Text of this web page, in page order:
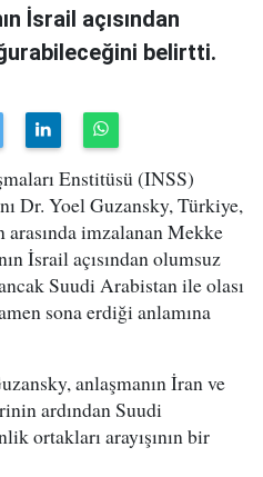
İsrail açısından
belirtti.
Enstitüsü (INSS)
Dr. Yoel Guzansky, Türkiye,
imzalanan Mekke
İsrail açısından olumsuz
Suudi Arabistan ile olası
sona erdiği anlamına
anlaşmanın İran ve
ardından Suudi
ortakları arayışının bir